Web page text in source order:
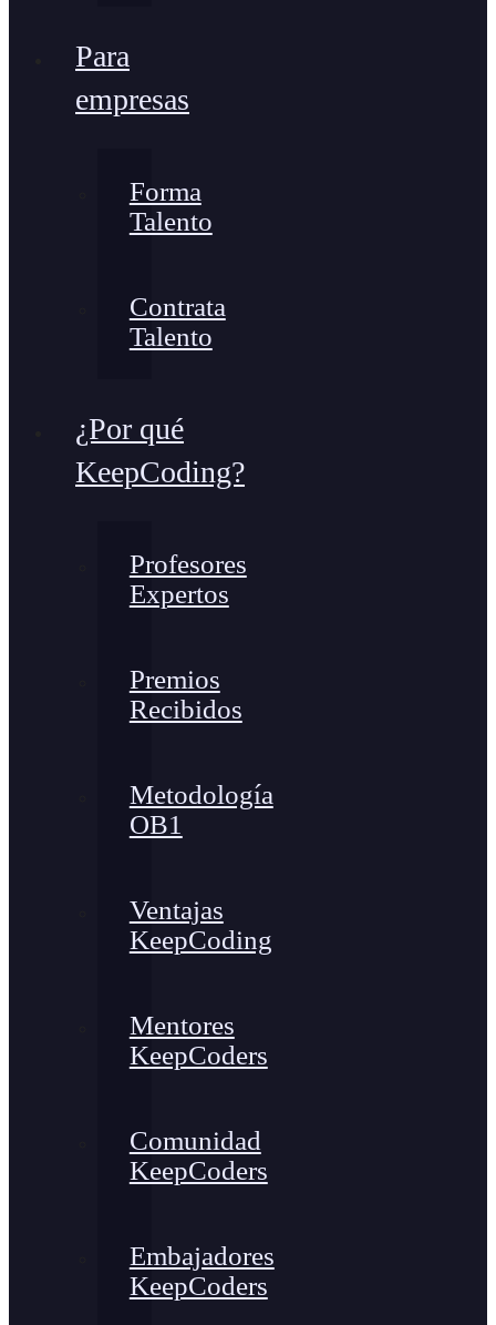
Para
empresas
Forma
Talento
Contrata
Talento
¿Por qué
KeepCoding?
Profesores
Expertos
Premios
Recibidos
Metodología
OB1
Ventajas
KeepCoding
Mentores
KeepCoders
Comunidad
KeepCoders
Embajadores
KeepCoders